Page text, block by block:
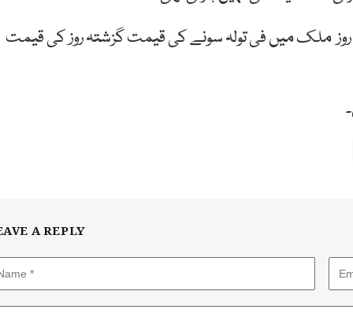
روز ملک میں فی تولہ سونے کی قیمت گزشتہ روز کی قیمت
A REPLY